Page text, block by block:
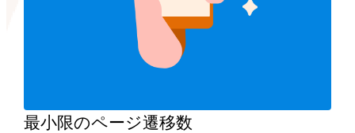
最小限のページ遷移数